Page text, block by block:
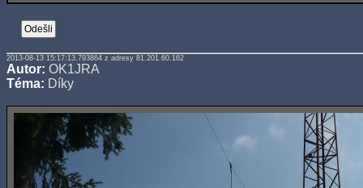
2013-08-13 15:17:13.793864 z adresy 81.201.60.162
Autor: OK1JRA
Téma: Díky